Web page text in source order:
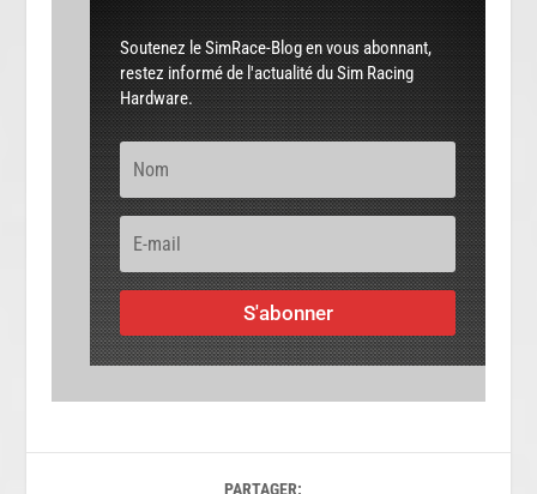
Soutenez le SimRace-Blog en vous abonnant,
restez informé de l'actualité du Sim Racing
Hardware.
S'abonner
PARTAGER: